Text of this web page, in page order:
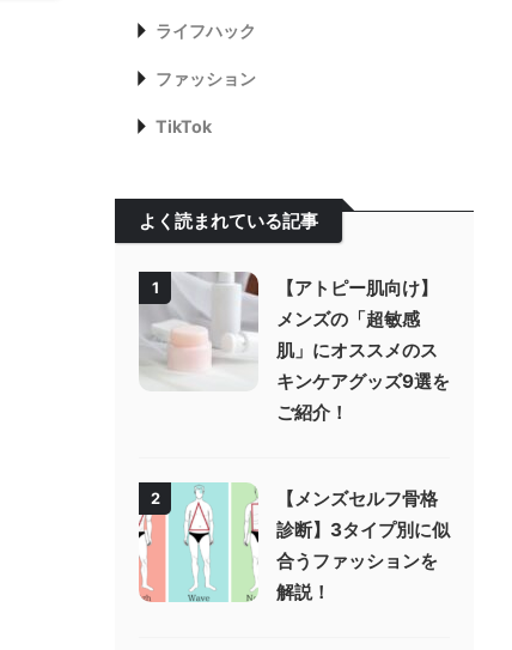
ライフハック
ファッション
TikTok
よく読まれている記事
1
【アトピー肌向け】
メンズの「超敏感
肌」にオススメのス
キンケアグッズ9選を
ご紹介！
2
【メンズセルフ骨格
診断】3タイプ別に似
合うファッションを
解説！